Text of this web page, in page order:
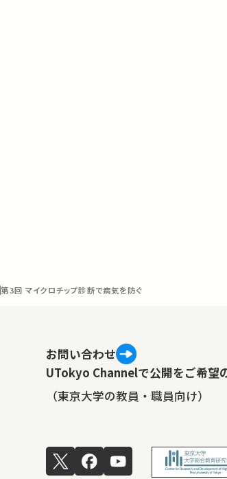
第3回 マイクロチップ診断で病気を防ぐ
お問い合わせ
UTokyo Channelで公開をご希望
（東京大学の教員・職員向け）